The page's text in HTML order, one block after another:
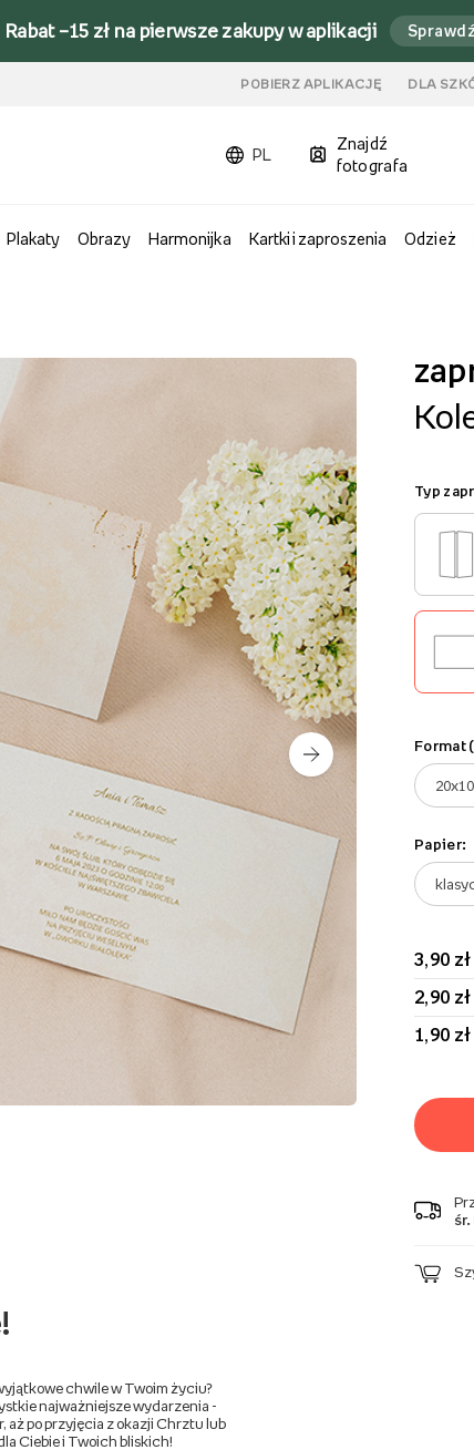
Rabat –15 zł na pierwsze zakupy w aplikacji Sprawdź
POBIERZ APLIKACJĘ DLA
PL
Znajdź
fotografa
Plakaty Obrazy Harmonijka Kartki i zaproszenia Odzież
Typ
Format
Papier:
3,90 zł
2,90 zł
1,90 zł
śr.
chwile w Twoim życiu?
najważniejsze wydarzenia -
aż po przyjęcia z okazji Chrztu lub
Ciebie i Twoich bliskich!